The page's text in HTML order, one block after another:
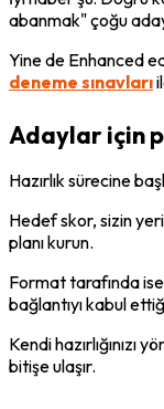
abanmak" çoğu
Yine de Enhanced
deneme sınavları
Adaylar için
Hazırlık sürecine
Hedef skor, sizin
planı kurun.
Format tarafında
bağlantıyı kabul
Kendi
bitişe ulaşır.